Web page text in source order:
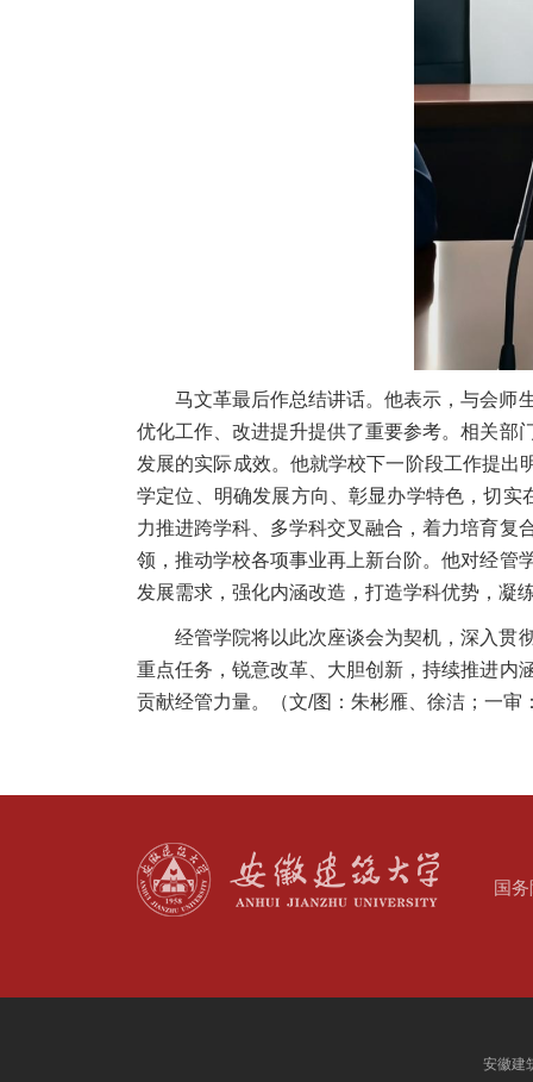
马文革最后作总结讲话。他表示，与会师
优化工作、改进提升提供了重要参考。相关部
发展的实际成效。他就学校下一阶段工作提出
学定位、明确发展方向、彰显办学特色，切实
力推进跨学科、多学科交叉融合，着力培育复
领，推动学校各项事业再上新台阶。他对经管
发展需求，强化内涵改造，打造学科优势，凝
经管学院将以此次座谈会为契机，深入贯
重点任务，锐意改革、大胆创新，持续推进内
贡献经管力量。（文/图：朱彬雁、徐洁；一
国
安徽建